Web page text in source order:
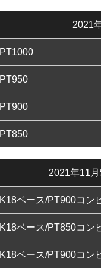
2021
PT1000
PT950
PT900
PT850
2021年11
K18ベース/PT900コン
K18ベース/PT850コン
K18ベース/PT900コン